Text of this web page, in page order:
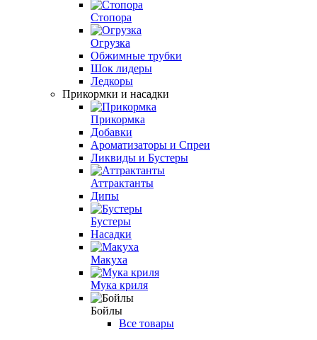
Стопора
Огрузка
Обжимные трубки
Шок лидеры
Ледкоры
Прикормки и насадки
Прикормка
Добавки
Ароматизаторы и Спреи
Ликвиды и Бустеры
Аттрактанты
Дипы
Бустеры
Насадки
Макуха
Мука криля
Бойлы
Все товары